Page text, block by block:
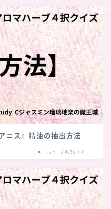
ニス』精油の抽出方法
■アロマハーブ４択クイズ